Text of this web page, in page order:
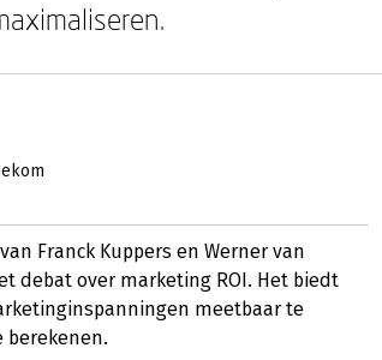
van Franck Kuppers en Werner van
debat over marketing ROI. Het biedt
meetbaar te
berekenen.